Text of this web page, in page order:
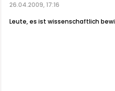
26.04.2009, 17:16
Leute, es ist wissenschaftlich